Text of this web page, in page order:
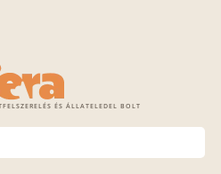
ÉS ÁLLATELEDEL BOLT